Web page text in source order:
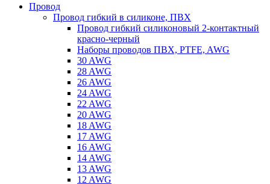
Провод
Провод гибкий в силиконе, ПВХ
Провод гибкий силиконовый 2-контактный
красно-черный
Наборы проводов ПВХ, PTFE, AWG
30 AWG
28 AWG
26 AWG
24 AWG
22 AWG
20 AWG
18 AWG
17 AWG
16 AWG
14 AWG
13 AWG
12 AWG